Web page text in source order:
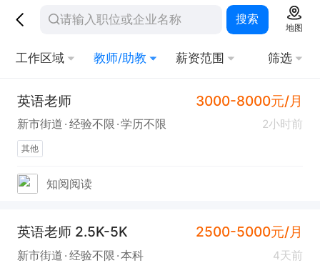
搜索
地图
工作区域 教师/助教 薪资范围 筛选
英语老师 3000-8000元/月
新市街道 经验不限 学历不限 2小时前
其他
知阅阅读
英语老师 2.5K-5K 2500-5000元/月
新市街道 经验不限 本科 4天前